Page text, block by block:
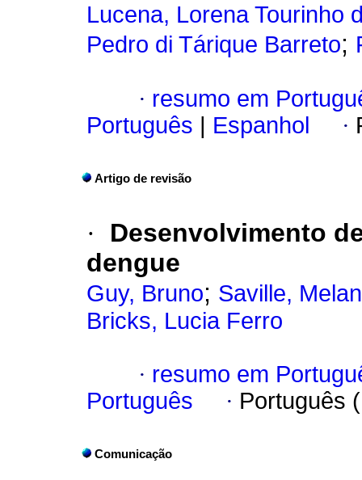
Lucena, Lorena Tourinho
Pedro di Tárique Barreto;
· resumo em
Português
Espanhol ·
Artigo de revisão
·
Desenvolvimento
dengue
Guy, Bruno; Saville,
Bricks, Lucia Ferro
· resumo em
Português
· Português
Comunicação